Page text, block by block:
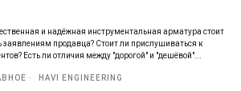
и надёжная инструментальная арматура стоит
заявлениям продавца? Стоит ли прислушиваться к
Есть ли отличия между "дорогой" и "дешёвой"...
HAVI ENGINEERING